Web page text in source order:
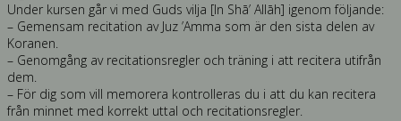
Under kursen går vi med Guds vilja [In Shā’ Allāh] igenom följande:
– Gemensam recitation av Juz ’Amma som är den sista delen av
Koranen.
– Genomgång av recitationsregler och träning i att recitera utifrån
dem.
– För dig som vill memorera kontrolleras du i att du kan recitera
från minnet med korrekt uttal och recitationsregler.